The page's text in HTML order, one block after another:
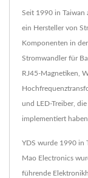
Seit 1990 in Taiwan
ein Hersteller von
Komponenten in
Stromwandler für
RJ45-Magnetiken,
und LED-Treiber,
implementiert haben.
YDS wurde 1990 in
Mao Electronics
führende